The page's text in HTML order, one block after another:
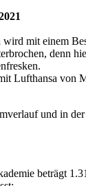
mit einem
denn
Lufthansa von
und in
beträgt